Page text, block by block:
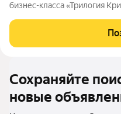
бизнес-класса «Трилогия
расположение и
Кристалл расположен в
Сохраняйте
новые